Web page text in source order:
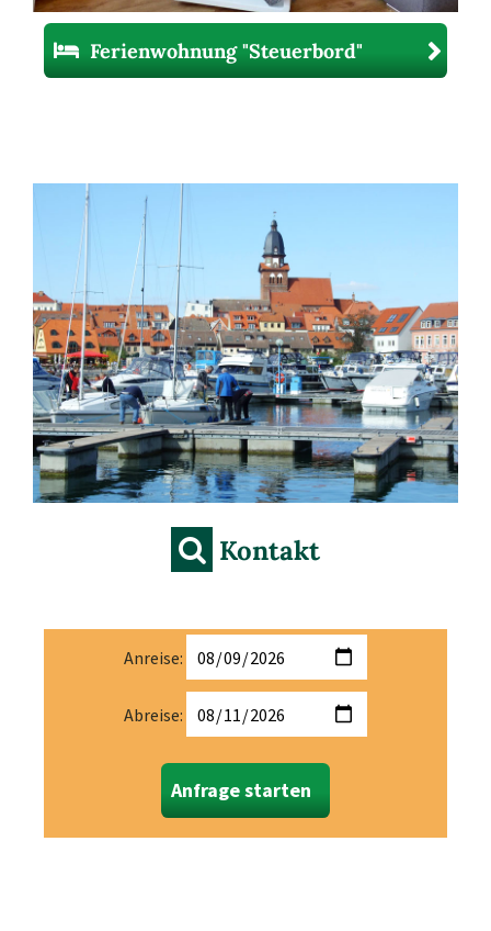
Ferienwohnung "Steuerbord"
Kontakt
Anreise:
Abreise:
Anfrage starten